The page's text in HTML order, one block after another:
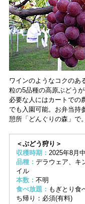
ワインのようなコクのあ
粒の5品種の高原ぶどう
必要な人にはカートでの
でも入園可能。お弁当持
憩所「どんぐりの森」で
＜ぶどう狩り＞
収穫時期： 2025年8月
品種： デラウェア、キ
イル
本数： 不明
食べ放題： もぎとり食
ち帰り：必須(有料)